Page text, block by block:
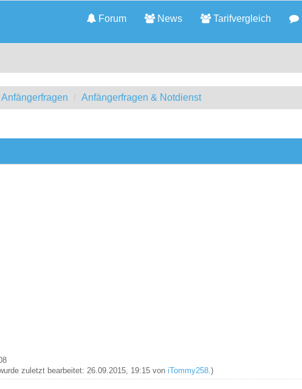
Forum News Tarifvergleich
Anfängerfragen Anfängerfragen & Notdienst
zuletzt bearbeitet: 26.09.2015, 19:15 von iTommy258.)